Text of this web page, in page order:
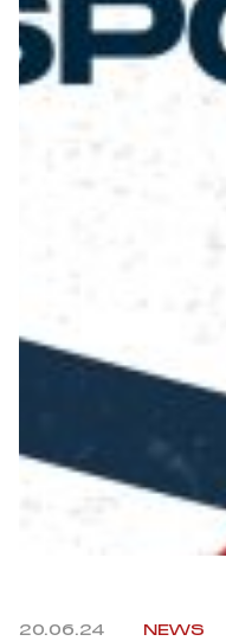
Summer Sale
Mare
Helan x Genoa
Gift Card Online
20.06.24 NEWS